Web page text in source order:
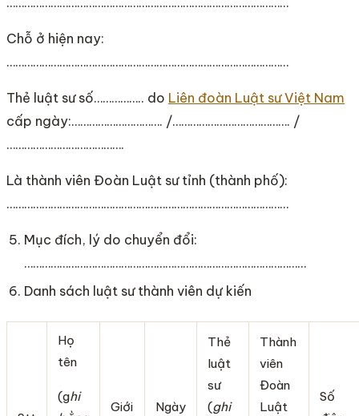
Chỗ ở hiện nay:
……………………………………………………………………………………
Thẻ luật sư số…………….. do Liên đoàn Luật sư Việt Nam
cấp ngày:…………………………. /…………………………………. /
………………………………….
Là thành viên Đoàn Luật sư tỉnh (thành phố):
……………………………………………………………………………………
Mục đích, lý do chuyển đổi:
……………………………………………………………………………………
Danh sách luật sư thành viên dự kiến
Họ
tên
(ghi
Giới
Ngày
Thẻ
luật
sư
(ghi
Thành
viên
Đoàn
Luật
Số